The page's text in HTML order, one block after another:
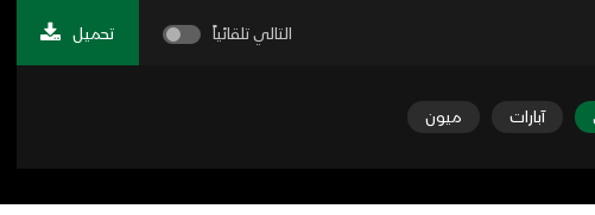
التالي تلقائياً تحميل
آبارات ميون